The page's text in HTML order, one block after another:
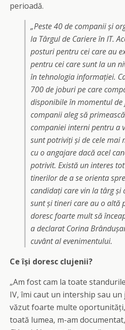
perioadă.
„Peste 40 de companii și
la Târgul de Cariere în IT.
posturi pentru cei care au
pentru cei care sunt la un
în tehnologia informației.
700 de joburi pe care
disponibile în momentul
companii aleg să
companiei interni pentru a
sunt potriviți și de cele mai
cu o angajare dacă acel
potrivit. Există un interes
tinerilor de a se orienta
candidați care vin la târg și
sunt și tineri care au o altă
doresc foarte mult să
a declarat Corina
cuvânt al evenimentului.
Ce își doresc clujenii?
„Am fost cam la toate
IV, îmi caut un intership sau un
văzut foarte multe
toată lumea, m-am